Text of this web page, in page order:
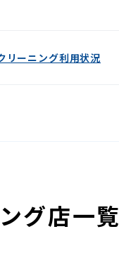
リーニング利用状況
グ店一覧